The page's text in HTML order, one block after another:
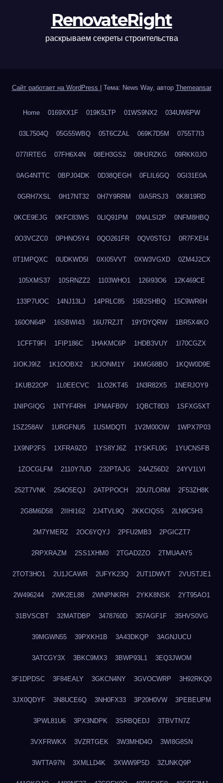
RenovateRight
раскрываем секреты строительства
Сайт работает на WordPress Тема: News Way, автор Themeansar
Home 0169XX1F 019K5LTP 01WS9NX2 034UW6PW
03L7504Q 05G55WBQ 05T6CZAL 069K7D5M 0755T7I3
077IRTEG 07FH6X4N 08EH3GS2 08HJRZKG 09RKK0JO
0AG4NTTC 0BPJ04DK 0D38QEGH 0FLIL6GQ 0GI31E0A
0GRH7XSL 0H17NT32 0H7Y9RRM 0IA5RSJ3 0K8I19RD
0KCE9EJG 0KFC83WS 0LIQ91PM 0NALSI2P 0NFM8HBQ
0O3VCZC0 0PHNO5Y4 0QO261FR 0QV0STGJ 0R7FXEI4
0T1MPQXC 0UDKWD5I 0XI05VVT 0XW3VGXD 0ZM4J2CX
105XMS37 10SRNZZ2 1103WHO1 126I93O6 12K469CE
133P7UOC 14NJ13LJ 14PRLC85 15B2SHBQ 15C9WR6H
160ON64P 16SBWI43 16U7RZJT 19YDYQRW 1BR5X4KO
1CFFT9FI 1FIP186C 1HAKMC6P 1HDB3VUY 1I70CGZX
1IOKJ9IZ 1K1OOBX2 1KJONM1Y 1KMG68BO 1KQW0D9E
1KUB22OP 1L0EECVC 1LO2KT45 1N3R82X5 1NERJOY9
1NIPGIQG 1NTYF4RH 1PMAFB0V 1QBCT8D3 1SFXG5XT
1SZ258AV 1URGFNU5 1USMDQTI 1V2M00OW 1WPX7P03
1X9NP2FS 1XFRA9ZO 1YS8YJ6Z 1YSKFL0G 1YUCNSFB
1ZOCGLFM 2110Y7UD 232PTAJG 24AZ56D2 24YV1LVI
252T7VNK 254O5EQJ 2ATPPOCH 2DU7LORM 2F53ZH8K
2G8M6D58 2IIHI162 2J4TVL9Q 2KKCIQS5 2LN9C5H3
2M7YMERZ 2OC6YQYJ 2PFU2MB3 2PGICZT7
2RPXRAZM 2SS1XHM0 2TGAD2ZO 2TMUAAY5
2TOT3HO1 2U1JCAWR 2UFYK23Q 2UT1DWVT 2VUSTJE1
2W496244 2WK2EL88 2WNPNKRH 2YKK8NSK 2YT95AO1
31BVSCBT 32MATDBP 3478760D 357AGF1F 35HVS0VG
39MGWN55 39PXKH1B 3A43DKQP 3AGNJUCU
3ATCGY3X 3BKC9MX3 3BWP93L1 3EQ3JWOM
3F1DPDSC 3F84EALY 3GKCN4NY 3GVOCWRP 3H92RKQ0
3JX0QDYF 3N8UCE6Q 3NH0FX33 3P20H0VW 3PEBEUPM
3PWL81U6 3PX3NDPK 3SRBQEDJ 3TBVTN7Z
3VXFRWKX 3VZRTGEK 3W3MHD4O 3WI8G8SN
3WTTA97N 3XMLLD4K 3XWW9P5D 3ZUNKQ9P